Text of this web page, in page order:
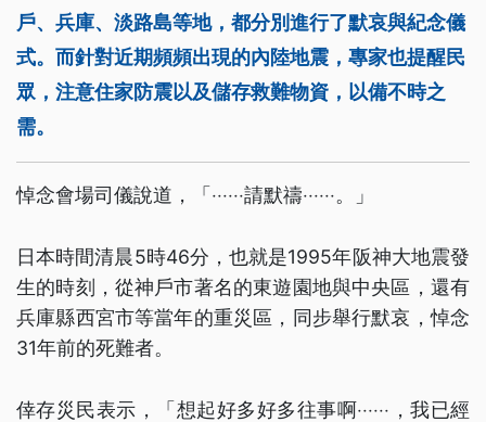
戶、兵庫、淡路島等地，都分別進行了默哀與紀念儀
式。而針對近期頻頻出現的內陸地震，專家也提醒民
眾，注意住家防震以及儲存救難物資，以備不時之
需。
悼念會場司儀說道，「‧‧‧‧‧‧請默禱‧‧‧‧‧‧。」
日本時間清晨5時46分，也就是1995年阪神大地震發
生的時刻，從神戶市著名的東遊園地與中央區，還有
兵庫縣西宮市等當年的重災區，同步舉行默哀，悼念
31年前的死難者。
倖存災民表示，「想起好多好多往事啊‧‧‧‧‧‧，我已經